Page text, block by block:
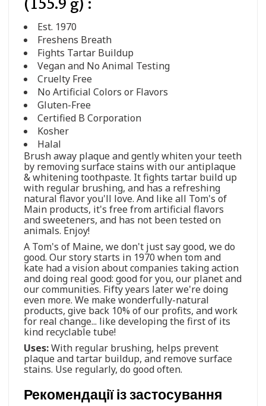
Est. 1970
Freshens Breath
Fights Tartar Buildup
Vegan and No Animal Testing
Cruelty Free
No Artificial Colors or Flavors
Gluten-Free
Certified B Corporation
Kosher
Halal
Brush away plaque and gently whiten your teeth
by removing surface stains with our antiplaque
& whitening toothpaste. It fights tartar build up
with regular brushing, and has a refreshing
natural flavor you'll love. And like all Tom's of
Main products, it's free from artificial flavors
and sweeteners, and has not been tested on
animals. Enjoy!
A Tom's of Maine, we don't just say good, we do
good. Our story starts in 1970 when tom and
kate had a vision about companies taking action
and doing real good: good for you, our planet and
our communities. Fifty years later we're doing
even more. We make wonderfully-natural
products, give back 10% of our profits, and work
for real change... like developing the first of its
kind recyclable tube!
Uses:With regular brushing, helps prevent
plaque and tartar buildup, and remove surface
stains. Use regularly, do good often.
Рекомендації із застосування